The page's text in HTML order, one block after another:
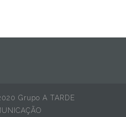
Grupo A TARDE